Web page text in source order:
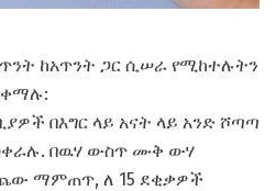
ከአጥንት ጋር ሲሠራ የሚከተሉትን
በእግር ላይ አናት ላይ አንድ ሾጣጣ
በዉሃ ውስጥ ሙቅ ውሃ
ማምጠጥ, ለ 15 ደቂቃዎች